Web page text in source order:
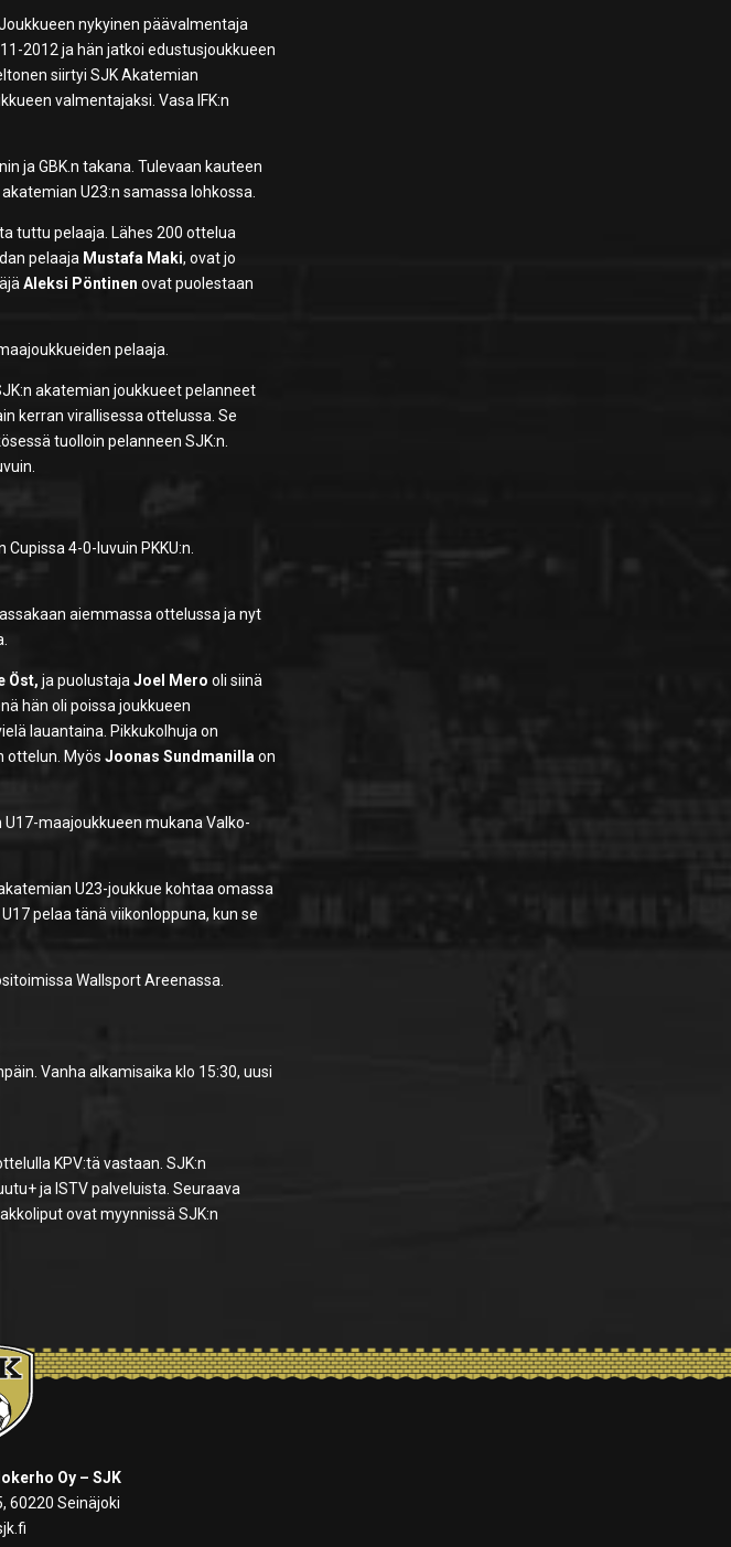
nykyinen päävalmentaja
2012 ja hän jatkoi edustusjoukkueen
siirtyi SJK Akatemian
valmentajaksi. Vasa IFK:n
ja GBK.n takana. Tulevaan kauteen
U23:n samassa lohkossa.
tuttu pelaaja. Lähes 200 ottelua
pelaaja Mustafa Maki, ovat jo
Aleksi Pöntinen ovat puolestaan
pelaaja.
akatemian joukkueet pelanneet
kerran virallisessa ottelussa. Se
tuolloin pelanneen SJK:n.
4-0-luvuin PKKU:n.
aiemmassa ottelussa ja nyt
Öst, ja puolustajaJoel Mero oli siinä
hän oli poissa joukkueen
lauantaina. Pikkukolhuja on
ottelun. MyösJoonas Sundmanillaon
U17-maajoukkueen mukana Valko-
U23-joukkue kohtaa omassa
pelaa tänä viikonloppuna, kun se
Wallsport Areenassa.
Vanha alkamisaika klo 15:30, uusi
KPV:tä vastaan. SJK:n
ja ISTV palveluista. Seuraava
ovat myynnissä SJK:n
Oy – SJK
60220 Seinäjoki